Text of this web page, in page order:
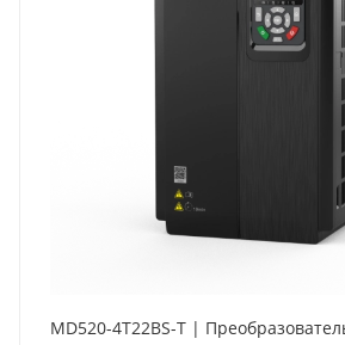
MD520-4T22BS-T |